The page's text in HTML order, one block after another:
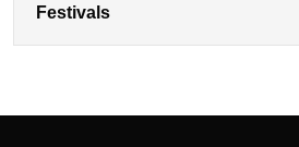
Festivals